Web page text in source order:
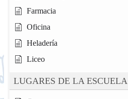
Farmacia
Oficina
Heladería
Liceo
LUGARES DE LA ESCUELA